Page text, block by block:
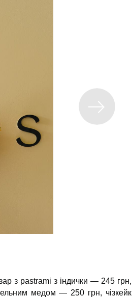
з pastrami з індички — 245 грн,
медом — 250 грн, чізкейк